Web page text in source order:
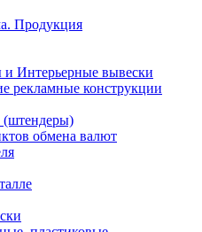
Продукция
Интерьерные вывески
рекламные конструкции
обмена валют